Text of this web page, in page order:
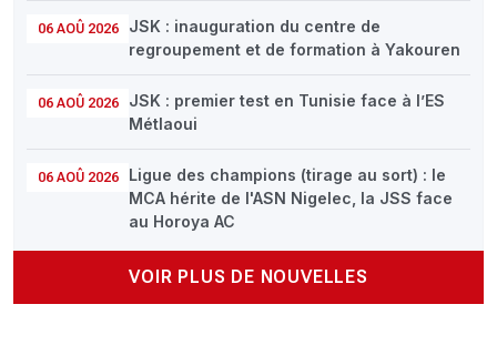
06 AOÛ 2026
JSK : inauguration du centre de
regroupement et de formation à Yakouren
06 AOÛ 2026
JSK : premier test en Tunisie face à l’ES
Métlaoui
06 AOÛ 2026
Ligue des champions (tirage au sort) : le
MCA hérite de l'ASN Nigelec, la JSS face
au Horoya AC
VOIR PLUS DE NOUVELLES